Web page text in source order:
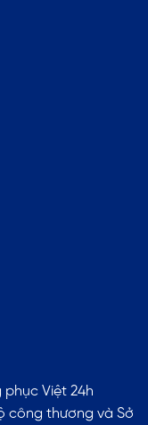
Việt 24h
công thương và Sở